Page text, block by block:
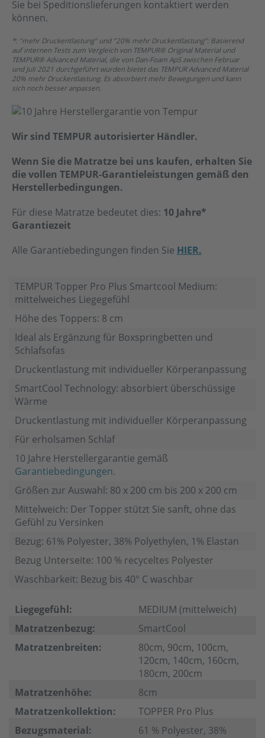
Sie bei Speditionslieferungen kontaktiert werden
können.
*: "mehr Druckentlastung" und "20% mehr Druckentlastung": Basierend
auf internen Tests zum Vergleich von TEMPUR® Original Material und
TEMPUR® Advanced Material, die von Dan-Foam ApS zwischen Februar
und Juli 2021 durchgeführt wurden bietet das TEMPUR Advanced Material
20% mehr Druckentlastung. Es absorbiert mehr Bewegungen und kann
sich noch besser anpassen.
Wir sind TEMPUR autorisierter Händler.
Wenn Sie die Matratze bei uns kaufen, erhalten Sie
die vollen TEMPUR-Garantieleistungen gemäß den
Herstellerbedingungen.
Für diese Matratze bedeutet dies: 10 Jahre*
Garantiezeit
Alle Garantiebedingungen finden Sie HIER.
TEMPUR Topper Pro Plus Smartcool Medium:
mittelweiches Liegegefühl
Höhe des Toppers: 8 cm
Ideal als Ergänzung für Boxspringbetten und
Schlafsofas
Druckentlastung mit individueller Körperanpassung
SmartCool Technology: absorbiert überschüssige
Wärme
Druckentlastung mit individueller Körperanpassung
Für erholsamen Schlaf
10 Jahre Herstellergarantie gemäß
Garantiebedingungen.
Größen zur Auswahl: 80 x 200 cm bis 200 x 200 cm
Mittelweich: Der Topper stützt Sie sanft, ohne das
Gefühl zu Versinken
Bezug: 61% Polyester, 38% Polyethylen, 1% Elastan
Bezug Unterseite: 100 % recyceltes Polyester
Waschbarkeit: Bezug bis 40° C waschbar
Liegegefühl:
MEDIUM (mittelweich)
Matratzenbezug:
SmartCool
Matratzenbreiten:
80cm, 90cm, 100cm,
120cm, 140cm, 160cm,
180cm, 200cm
Matratzenhöhe:
8cm
Matratzenkollektion:
TOPPER Pro Plus
Bezugsmaterial:
61 % Polyester, 38%